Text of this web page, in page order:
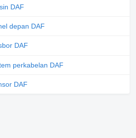
DAF
depan DAF
DAF
perkabelan DAF
DAF